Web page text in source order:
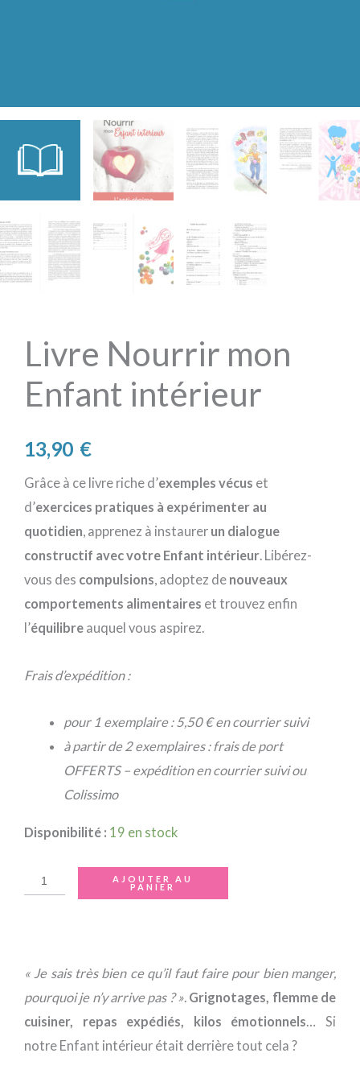
Livre Nourrir mon
Enfant intérieur
13,90 €
Grâce à ce livre riche d’exemples vécus et
d’exercices pratiques à expérimenter au
quotidien, apprenez à instaurer un dialogue
constructif avec votre Enfant intérieur. Libérez-
vous des compulsions, adoptez de nouveaux
comportements alimentaires et trouvez enfin
l’équilibre auquel vous aspirez.
Frais d’expédition :
pour 1 exemplaire : 5,50 € en courrier suivi
à partir de 2 exemplaires : frais de port
OFFERTS – expédition en courrier suivi ou
Colissimo
Disponibilité : 19 en stock
AJOUTER AU
PANIER
« Je sais très bien ce qu’il faut faire pour bien manger,
pourquoi je n’y arrive pas ? ». Grignotages, flemme de
cuisiner, repas expédiés, kilos émotionnels… Si
notre Enfant intérieur était derrière tout cela ?